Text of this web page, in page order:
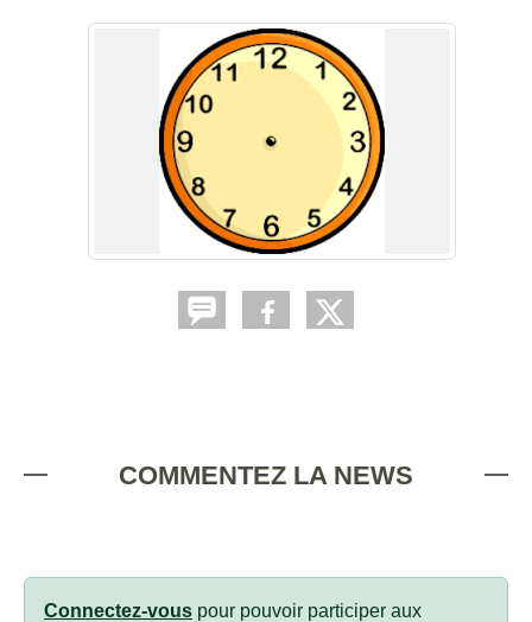
COMMENTEZ LA NEWS
Connectez-vous pour pouvoir participer aux